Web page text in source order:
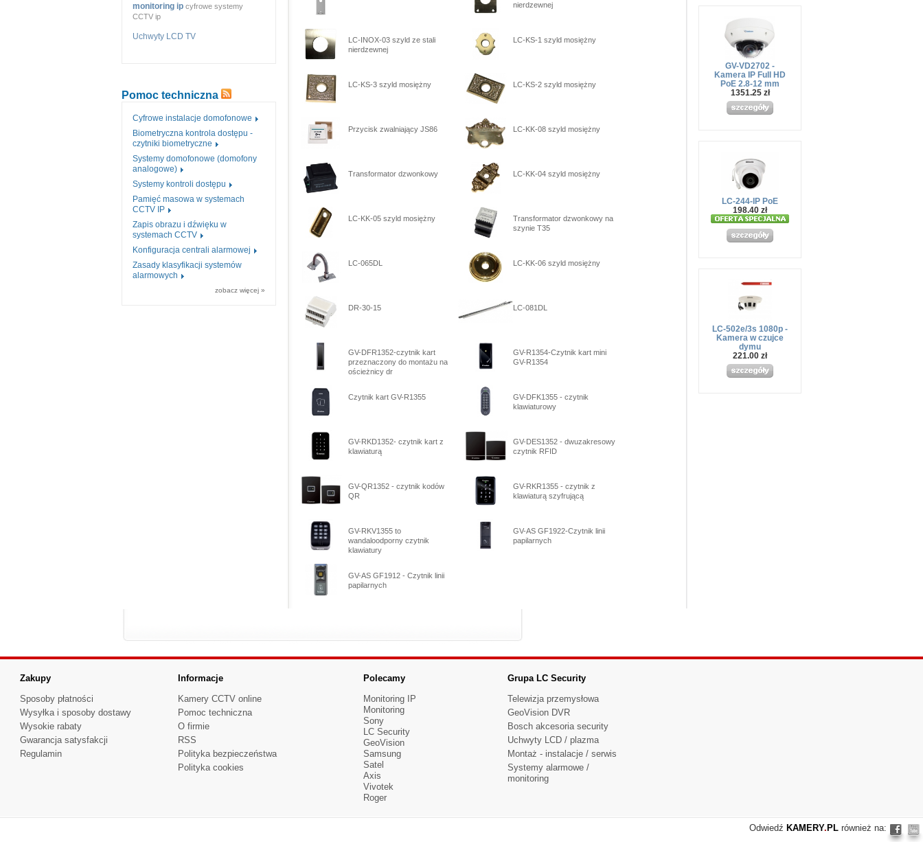
monitoring ip cyfrowe systemy
CCTV ip
Uchwyty LCD TV
Pomoc techniczna
Cyfrowe instalacje domofonowe
Biometryczna kontrola dostępu -
czytniki biometryczne
Systemy domofonowe (domofony
analogowe)
Systemy kontroli dostępu
Pamięć masowa w systemach
CCTV IP
Zapis obrazu i dźwięku w
systemach CCTV
Konfiguracja centrali alarmowej
Zasady klasyfikacji systemów
alarmowych
zobacz więcej »
GV-VD2702 -
Kamera IP Full HD
PoE 2.8-12 mm
1351.25 zł
LC-244-IP PoE
198.40 zł
LC-502e/3s 1080p -
Kamera w czujce
dymu
221.00 zł
nierdzewnej
LC-INOX-03 szyld ze stali
nierdzewnej
LC-KS-1 szyld mosiężny
LC-KS-3 szyld mosiężny LC-KS-2 szyld mosiężny
Przycisk zwalniający JS86 LC-KK-08 szyld mosiężny
Transformator dzwonkowy LC-KK-04 szyld mosiężny
LC-KK-05 szyld mosiężny
Transformator dzwonkowy na
szynie T35
LC-065DL LC-KK-06 szyld mosiężny
DR-30-15 LC-081DL
GV-DFR1352-czytnik kart
przeznaczony do montażu na
ościeżnicy dr
GV-R1354-Czytnik kart mini
GV-R1354
Czytnik kart GV-R1355
GV-DFK1355 - czytnik
klawiaturowy
GV-RKD1352- czytnik kart z
klawiaturą
GV-DES1352 - dwuzakresowy
czytnik RFID
GV-QR1352 - czytnik kodów
QR
GV-RKR1355 - czytnik z
klawiaturą szyfrującą
GV-RKV1355 to
wandaloodporny czytnik
klawiatury
GV-AS GF1922-Czytnik linii
papilarnych
GV-AS GF1912 - Czytnik linii
papilarnych
Zakupy
Sposoby płatności
Wysyłka i sposoby dostawy
Wysokie rabaty
Gwarancja satysfakcji
Regulamin
Informacje
Kamery CCTV online
Pomoc techniczna
O firmie
RSS
Polityka bezpieczeństwa
Polityka cookies
Polecamy
Monitoring IP
Monitoring
Sony
LC Security
GeoVision
Samsung
Satel
Axis
Vivotek
Roger
Grupa LC Security
Telewizja przemysłowa
GeoVision DVR
Bosch akcesoria security
Uchwyty LCD / plazma
Montaż - instalacje / serwis
Systemy alarmowe /
monitoring
Odwiedź KAMERY. PL również na: